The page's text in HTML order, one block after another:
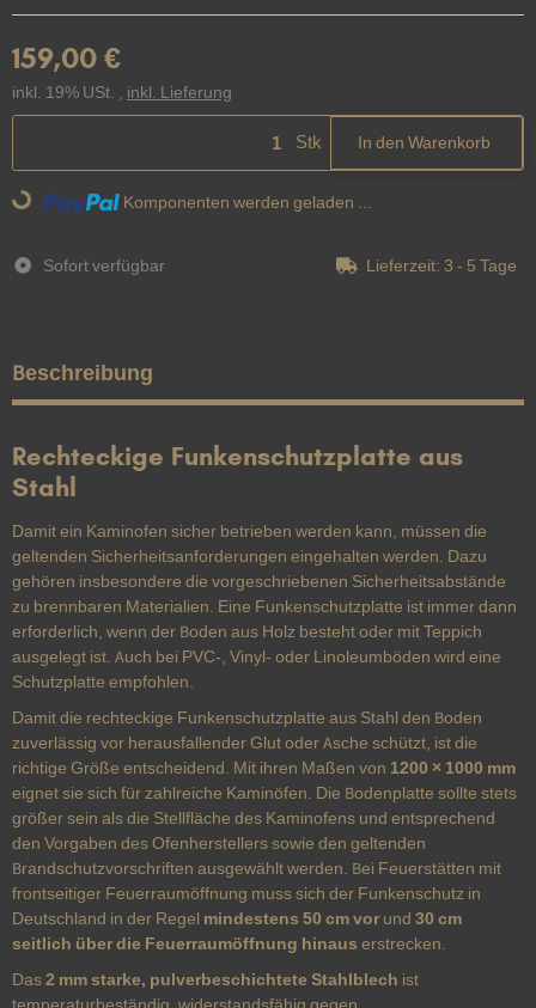
159,00 €
inkl. 19% USt. , inkl. Lieferung
Stk In den Warenkorb
Loading... Komponenten werden geladen ...
Sofort verfügbar Lieferzeit: 3 - 5 Tage
Beschreibung
Rechteckige Funkenschutzplatte aus
Stahl
Damit ein Kaminofen sicher betrieben werden kann, müssen die
geltenden Sicherheitsanforderungen eingehalten werden. Dazu
gehören insbesondere die vorgeschriebenen Sicherheitsabstände
zu brennbaren Materialien. Eine Funkenschutzplatte ist immer dann
erforderlich, wenn der Boden aus Holz besteht oder mit Teppich
ausgelegt ist. Auch bei PVC-, Vinyl- oder Linoleumböden wird eine
Schutzplatte empfohlen.
Damit die rechteckige Funkenschutzplatte aus Stahl den Boden
zuverlässig vor herausfallender Glut oder Asche schützt, ist die
richtige Größe entscheidend. Mit ihren Maßen von 1200 × 1000 mm
eignet sie sich für zahlreiche Kaminöfen. Die Bodenplatte sollte stets
größer sein als die Stellfläche des Kaminofens und entsprechend
den Vorgaben des Ofenherstellers sowie den geltenden
Brandschutzvorschriften ausgewählt werden. Bei Feuerstätten mit
frontseitiger Feuerraumöffnung muss sich der Funkenschutz in
Deutschland in der Regel mindestens 50 cm vor und 30 cm
seitlich über die Feuerraumöffnung hinaus erstrecken.
Das2 mm starke, pulverbeschichtete Stahlblech ist